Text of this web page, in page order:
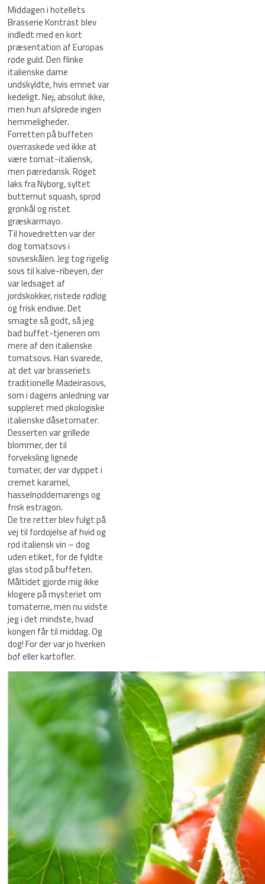
Middagen i hotellets
Brasserie Kontrast blev
indledt med en kort
præsentation af Europas
røde guld. Den flinke
italienske dame
undskyldte, hvis emnet var
kedeligt. Nej, absolut ikke,
men hun afslørede ingen
hemmeligheder.
Forretten på buffeten
overraskede ved ikke at
være tomat-italiensk,
men pæredansk. Røget
laks fra Nyborg, syltet
butternut squash, sprød
grønkål og ristet
græskarmayo.
Til hovedretten var der
dog tomatsovs i
sovseskålen. Jeg tog rigelig
sovs til kalve-ribeyen, der
var ledsaget af
jordskokker, ristede rødløg
og frisk endivie. Det
smagte så godt, så jeg
bad buffet-tjeneren om
mere af den italienske
tomatsovs. Han svarede,
at det var brasseriets
traditionelle Madeirasovs,
som i dagens anledning var
suppleret med økologiske
italienske dåsetomater.
Desserten var grillede
blommer, der til
forveksling lignede
tomater, der var dyppet i
cremet karamel,
hasselnøddemarengs og
frisk estragon.
De tre retter blev fulgt på
vej til fordøjelse af hvid og
rød italiensk vin – dog
uden etiket, for de fyldte
glas stod på buffeten.
Måltidet gjorde mig ikke
klogere på mysteriet om
tomaterne, men nu vidste
jeg i det mindste, hvad
kongen får til middag. Og
dog! For der var jo hverken
bøf eller kartofler.